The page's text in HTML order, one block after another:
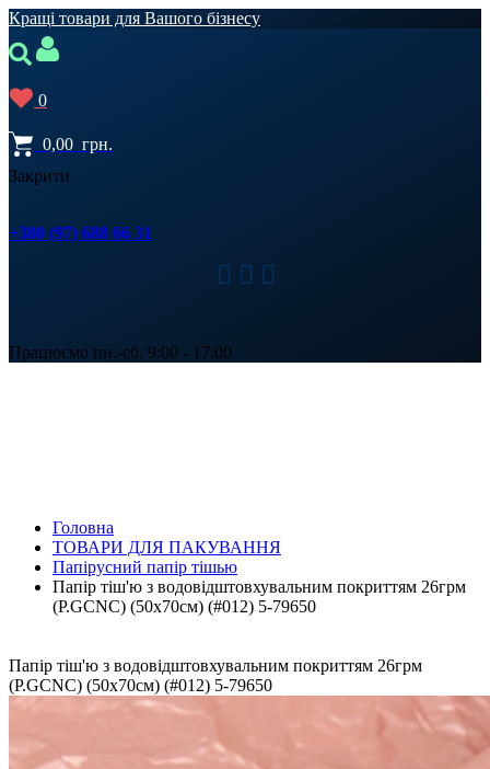
Кращі товари для Вашого бізнесу
0
0,00 грн.
Закрити
+380 (97) 688 66 31
Працюємо пн.-сб. 9:00 - 17:00
Головна
ТОВАРИ ДЛЯ ПАКУВАННЯ
Папірусний папір тішью
Папір тіш'ю з водовідштовхувальним покриттям 26грм
(P.GCNC) (50x70см) (#012) 5-79650
Папір тіш'ю з водовідштовхувальним покриттям 26грм
(P.GCNC) (50x70см) (#012) 5-79650